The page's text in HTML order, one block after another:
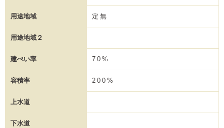
用途地域 定無
用途地域２
建ぺい率 70%
容積率 200%
上水道
下水道